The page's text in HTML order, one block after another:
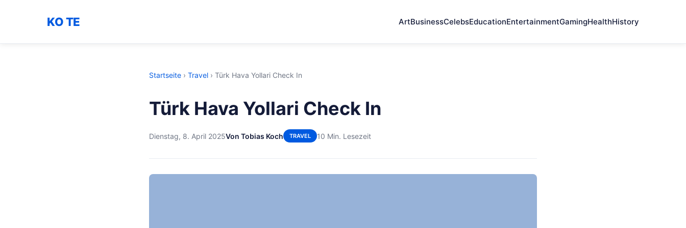
KO TE ArtBusinessCelebsEducationEntertainmentGamingHealthHistory
Startseite › Travel › Türk Hava Yollari Check In
Türk Hava Yollari Check In
Dienstag, 8. April 2025Von Tobias Koch TRAVEL 10 Min. Lesezeit